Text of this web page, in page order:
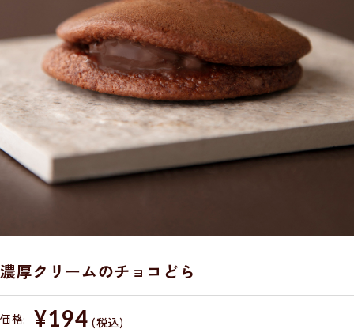
濃厚クリームのチョコどら
価格: ¥194 (税込)